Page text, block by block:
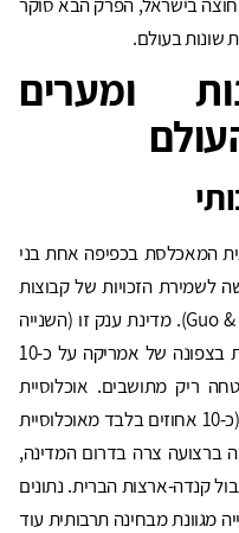
שונות בעולם.
ומערים
המאכלסת בכפיפה אחת בני
לשמירת הזכויות של קבוצות
המיעוט המרכיבות אותה (Guo & Wong, 2015). מדינת ענק זו (השנייה
בגודלה בעולם אחרי רוסיה), המשתרעת בצפונה של אמריקה על כ-10
ריק מתושבים. אוכלוסיית
התושבים המונה כ-40 מיליון איש בלבד (כ-10 אחוזים בלבד מאוכלוסיית
ברצועה צרה בדרום המדינה,
לגבול קנדה-ארצות הברית. נתונים
מגוונת מבחינה תרבותית עוד